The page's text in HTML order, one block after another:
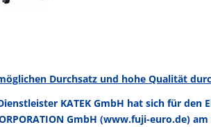
Durchsatz und hohe Qualität
KATEK GmbH hat sich für den
GmbH (www.fuji-euro.de)